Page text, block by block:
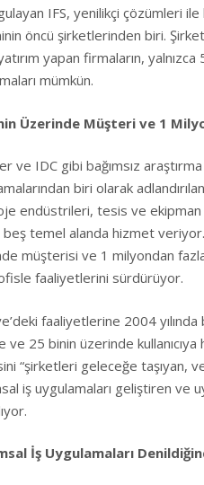
IFS, yenilikçi çözümleri ile
öncü şirketlerinden biri.
yapan firmaların,
mümkün.
Üzerinde Müşteri ve 1
ve IDC gibi bağımsız
biri olarak
endüstrileri, tesis ve
temel alanda hizmet
müşterisi ve 1 milyondan fazla
ofisle faaliyetlerini sürdürüyor.
faaliyetlerine 2004
ve 25 binin üzerinde
“şirketleri geleceğe taşıyan,
iş uygulamaları geliştiren ve
İş Uygulamaları